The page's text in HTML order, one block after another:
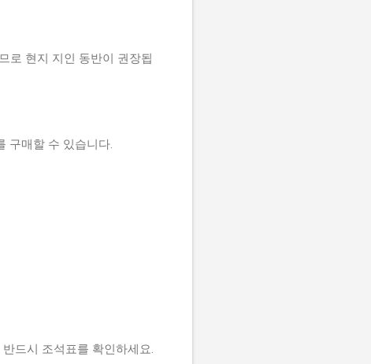
로 현지 지인 동반이 권장됩
구매할 수 있습니다.
드시 조석표를 확인하세요.